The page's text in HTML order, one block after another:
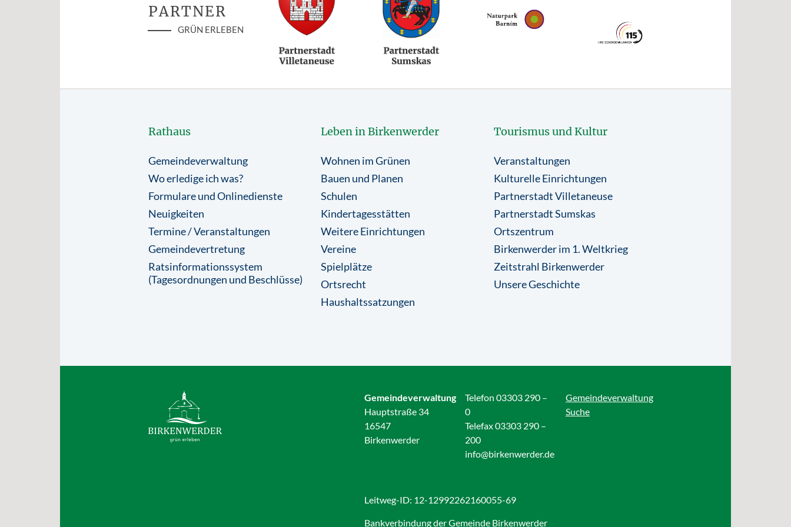
PARTNER
GRÜN ERLEBEN
Rathaus
Gemeindeverwaltung
Wo erledige ich was?
Formulare und Onlinedienste
Neuigkeiten
Termine / Veranstaltungen
Gemeindevertretung
Ratsinformationssystem
(Tagesordnungen und Beschlüsse)
Leben in Birkenwerder
Wohnen im Grünen
Bauen und Planen
Schulen
Kindertagesstätten
Weitere Einrichtungen
Vereine
Spielplätze
Ortsrecht
Haushaltssatzungen
Tourismus und Kultur
Veranstaltungen
Kulturelle Einrichtungen
Partnerstadt Villetaneuse
Partnerstadt Sumskas
Ortszentrum
Birkenwerder im 1. Weltkrieg
Zeitstrahl Birkenwerder
Unsere Geschichte
Gemeindeverwaltung
Hauptstraße 34
16547
Birkenwerder
Telefon 03303 290 –
0
Telefax 03303 290 –
200
info@birkenwerder.de
Gemeindeverwaltung
Suche
Leitweg-ID: 12-12992262160055-69
Bankverbindung der Gemeinde Birkenwerder